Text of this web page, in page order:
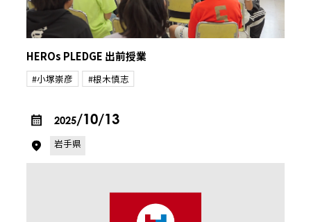
HEROs PLEDGE 出前授業
#小塚崇彦 #根木慎志
2025/10/13
岩手県